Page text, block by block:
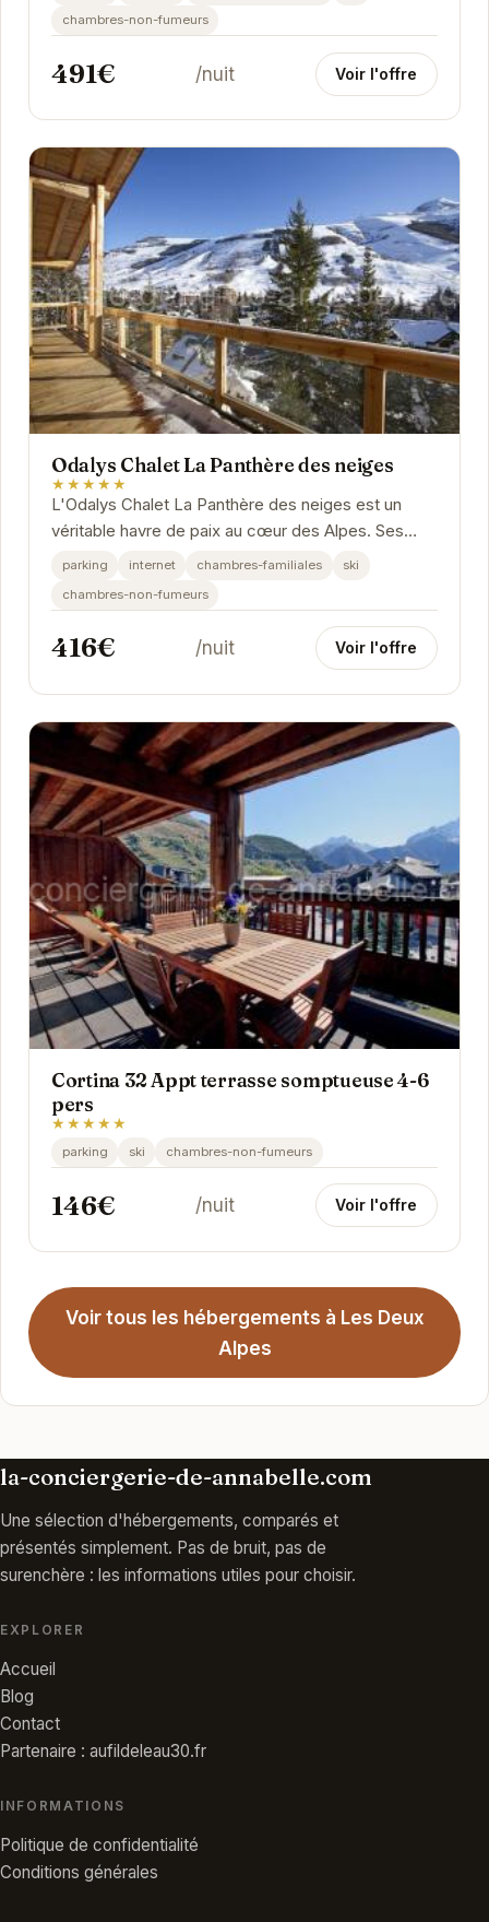
chambres-non-fumeurs
491€ /nuit Voir l'offre
Odalys Chalet La Panthère des neiges
★★★★★
L'Odalys Chalet La Panthère des neiges est un
véritable havre de paix au cœur des Alpes. Ses
chambres confortables et chaleureuses offrent
parking internet chambres-familiales
ski
chambres-non-fumeurs
416€ /nuit Voir l'offre
Cortina 32 Appt terrasse somptueuse 4-6
pers
★★★★★
parking ski chambres-non-fumeurs
146€ /nuit Voir l'offre
Voir tous les hébergements à Les Deux
Alpes
la-conciergerie-de-annabelle.com
Une sélection d'hébergements, comparés et
présentés simplement. Pas de bruit, pas de
surenchère : les informations utiles pour choisir.
EXPLORER
Accueil
Blog
Contact
Partenaire : aufildeleau30.fr
INFORMATIONS
Politique de confidentialité
Conditions générales